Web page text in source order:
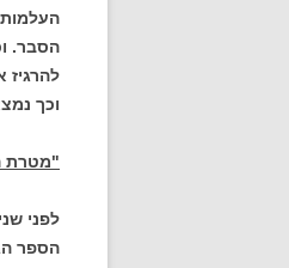
הסבר.
וכך
"מטרת
לפני
הספר